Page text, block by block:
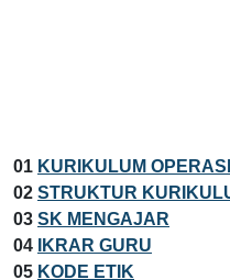
01 KURIKULUM
02 STRUKTUR
03 SK MENGAJAR
04
IKRAR GURU
05 KODE ETIK